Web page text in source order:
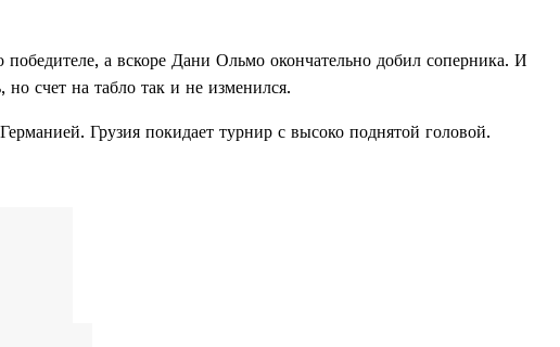
а вскоре Дани Ольмо окончательно добил соперника. И
счет на табло так и не изменился.
Грузия покидает турнир с высоко поднятой головой.